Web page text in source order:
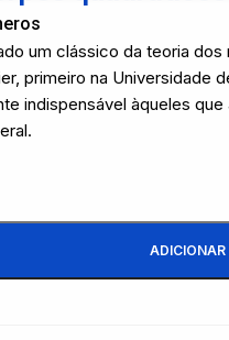
um clássico da teoria
primeiro na Universidade
indispensável àqueles